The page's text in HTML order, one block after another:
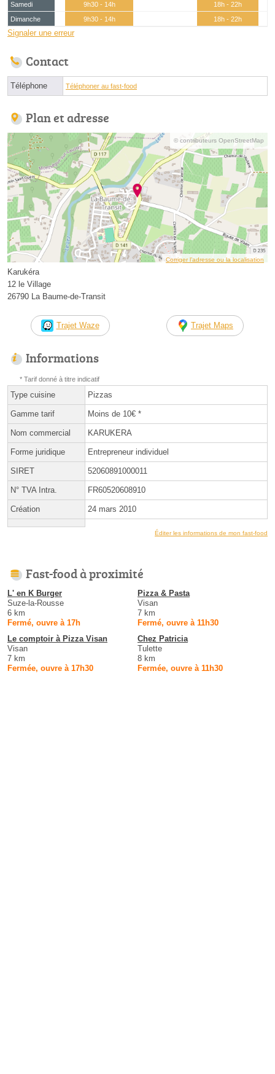
Samedi
9h30 - 14h
18h - 22h
Dimanche
9h30 - 14h 18h - 22h
Signaler une erreur
Contact
Téléphone Téléphoner au fast-food
Plan et adresse
© contributeurs OpenStreetMap
Corriger l’adresse ou la localisation
Karukéra
12 le Village
26790 La Baume-de-Transit
Trajet Waze Trajet Maps
Informations
* Tarif donné à titre indicatif
Type cuisine Pizzas
Gamme tarif Moins de 10€ *
Nom commercial KARUKERA
Forme juridique Entrepreneur individuel
SIRET 52060891000011
N° TVA Intra. FR60520608910
Création 24 mars 2010
Éditer les informations de mon fast-food
Fast-food à proximité
L' en K Burger
Suze-la-Rousse
6 km
Fermé, ouvre à 17h
Pizza & Pasta
Visan
7 km
Fermé, ouvre à 11h30
Le comptoir à Pizza Visan
Visan
7 km
Fermée, ouvre à 17h30
Chez Patricia
Tulette
8 km
Fermée, ouvre à 11h30